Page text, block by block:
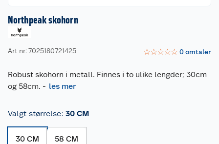
Northpeak skohorn
Art nr: 7025180721425 ☆☆☆☆☆ 0omtaler
Robust skohorn i metall. Finnes i to ulike lengder; 30cm
og 58cm. - les mer
Valgt størrelse: 30 CM
30 CM 58 CM